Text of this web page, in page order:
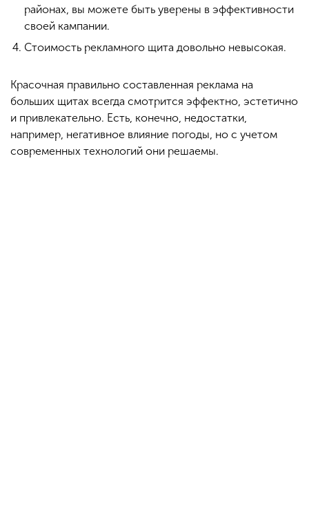
районах, вы можете быть уверены в эффективности
своей кампании.
Стоимость рекламного щита довольно невысокая.
Красочная правильно составленная реклама на
больших щитах всегда смотрится эффектно, эстетично
и привлекательно. Есть, конечно, недостатки,
например, негативное влияние погоды, но с учетом
современных технологий они решаемы.